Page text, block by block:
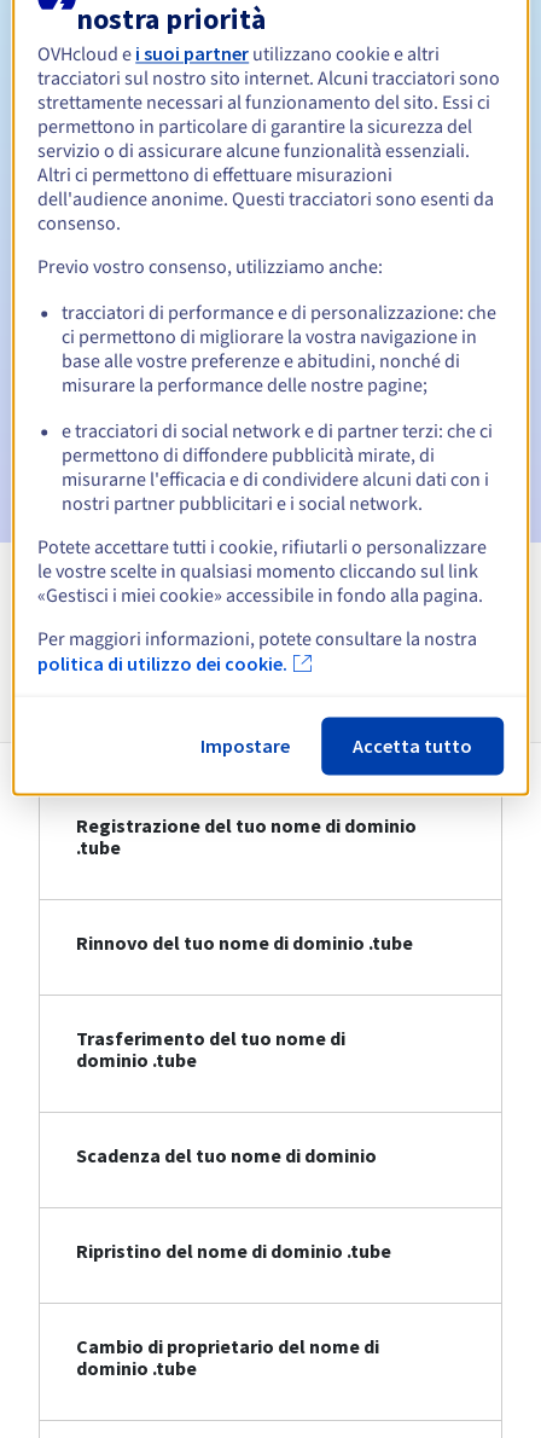
Periodo di rinnovo Da 1 a 10 anni
Redemption period 30 giorni
Notifiche automatiche:
Email di notifica:60, 30, 15, 7 e 3 giorni prima della
scadenza
Email il giorno della scadenzaper notificare la
sospensione del nome di dominio
Email dopo il Redemption Grace Periodper notificare la
cancellazione del nome di dominio
Visualizza tutte le estensioni
Informazioni su .tube
Registrazione del tuo nome di dominio
.tube
Rinnovo del tuo nome di dominio .tube
Trasferimento del tuo nome di
dominio .tube
Scadenza del tuo nome di dominio
Ripristino del nome di dominio .tube
Cambio di proprietario del nome di
dominio .tube
nostra priorità
OVHcloud e i suoi partner utilizzano cookie e altri
tracciatori sul nostro sito internet. Alcuni tracciatori sono
strettamente necessari al funzionamento del sito. Essi ci
permettono in particolare di garantire la sicurezza del
servizio o di assicurare alcune funzionalità essenziali.
Altri ci permettono di effettuare misurazioni
dell'audience anonime. Questi tracciatori sono esenti da
consenso.
Previo vostro consenso, utilizziamo anche:
tracciatori di performance e di personalizzazione: che
ci permettono di migliorare la vostra navigazione in
base alle vostre preferenze e abitudini, nonché di
misurare la performance delle nostre pagine;
e tracciatori di social network e di partner terzi: che ci
permettono di diffondere pubblicità mirate, di
misurarne l'efficacia e di condividere alcuni dati con i
nostri partner pubblicitari e i social network.
Potete accettare tutti i cookie, rifiutarli o personalizzare
le vostre scelte in qualsiasi momento cliccando sul link
«Gestisci i miei cookie» accessibile in fondo alla pagina.
Per maggiori informazioni, potete consultare la nostra
politica di utilizzo dei cookie.
Impostare Accetta tutto